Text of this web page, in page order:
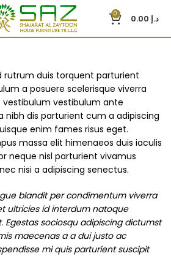
0 د.إ
rutrum duis torquent parturient
a posuere scelerisque viverra
vestibulum vestibulum ante
nibh dis parturient cum a adipiscing
enim fames risus eget.
massa elit himenaeos duis iaculis
neque nisl parturient vivamus
nisi a adipiscing senectus.
blandit per condimentum viverra
ultricies id interdum natoque
Egestas sociosqu adipiscing dictumst
maecenas a a dui justo ac
mi quis parturient suscipit